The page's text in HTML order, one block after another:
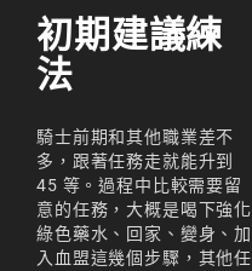
初期建議練
法
騎士前期和其他職業差不
多，跟著任務走就能升到
45 等。過程中比較需要留
意的任務，大概是喝下強化
綠色藥水、回家、變身、加
入血盟這幾個步驟，其他任